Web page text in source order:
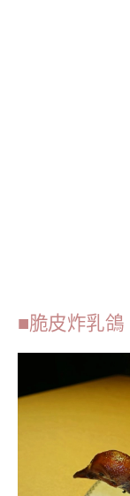
■脆皮炸乳鴿